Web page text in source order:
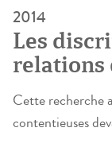
2014
Les
relations
cours
Cette recherche
contentieuses